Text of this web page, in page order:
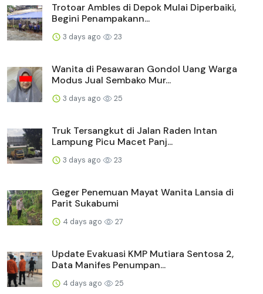
Trotoar Ambles di Depok Mulai Diperbaiki,
Begini Penampakann...
3 days ago 23
Wanita di Pesawaran Gondol Uang Warga
Modus Jual Sembako Mur...
3 days ago 25
Truk Tersangkut di Jalan Raden Intan
Lampung Picu Macet Panj...
3 days ago 23
Geger Penemuan Mayat Wanita Lansia di
Parit Sukabumi
4 days ago 27
Update Evakuasi KMP Mutiara Sentosa 2,
Data Manifes Penumpan...
4 days ago 25